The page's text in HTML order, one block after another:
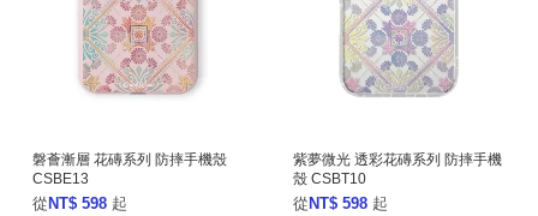
磐薈漸層 花磚系列 防摔手機殼
CSBE13
從 NT$ 598 起
紫夢微光 透彩花磚系列 防摔手機
殼 CSBT10
從 NT$ 598 起